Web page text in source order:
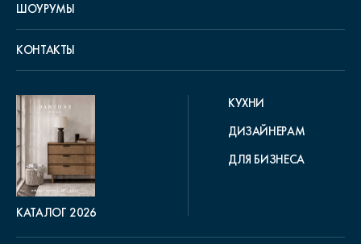
ШОУРУМЫ
КОНТАКТЫ
КАТАЛОГ 2026
КУХНИ
ДИЗАЙНЕРАМ
ДЛЯ БИЗНЕСА